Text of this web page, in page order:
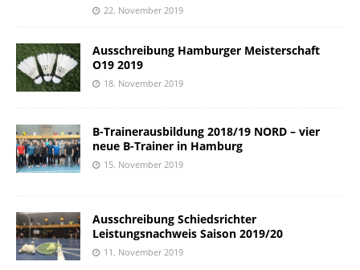
22. November 2019
Ausschreibung Hamburger Meisterschaft
O19 2019
18. November 2019
B-Trainerausbildung 2018/19 NORD – vier
neue B-Trainer in Hamburg
15. November 2019
Ausschreibung Schiedsrichter
Leistungsnachweis Saison 2019/20
11. November 2019